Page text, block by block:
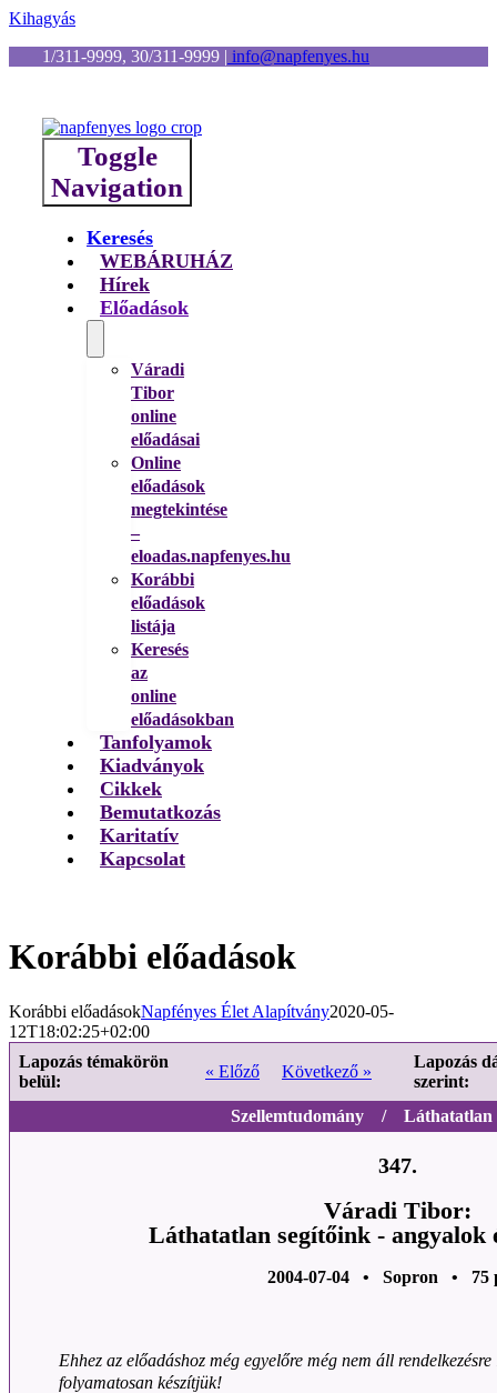
Kihagyás
1/311-9999, 30/311-9999 | info@napfenyes.hu
Toggle
Navigation
Keresés
WEBÁRUHÁZ
Hírek
Előadások
Váradi
Tibor
online
előadásai
Online
előadások
megtekintése
–
eloadas.napfenyes.hu
Korábbi
előadások
listája
Keresés
az
online
előadásokban
Tanfolyamok
Kiadványok
Cikkek
Bemutatkozás
Karitatív
Kapcsolat
Korábbi előadások
Korábbi előadásokNapfényes Élet Alapítvány2020-05-
12T18:02:25+02:00
Lapozás témakörön
belül:
« Előző Következő »
Lapozás
szerint:
Szellemtudomány / Láthatatlan
347.
Váradi Tibor:
Láthatatlan segítőink - angyalok
2004-07-04 • Sopron • 75
Ehhez az előadáshoz még egyelőre még nem áll
folyamatosan készítjük!